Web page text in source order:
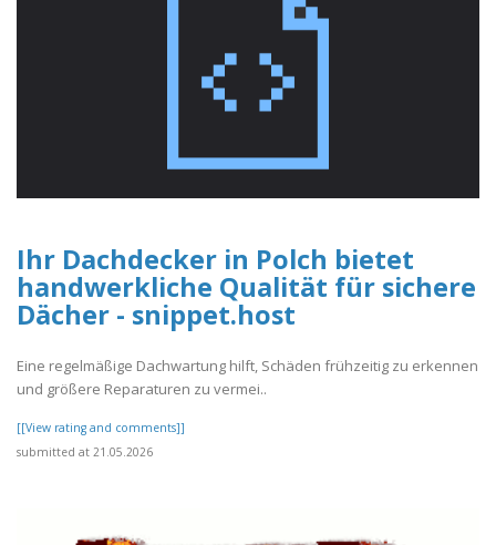
Ihr Dachdecker in Polch bietet
handwerkliche Qualität für sichere
Dächer - snippet.host
Eine regelmäßige Dachwartung hilft, Schäden frühzeitig zu erkennen
und größere Reparaturen zu vermei..
[[View rating and comments]]
submitted at 21.05.2026